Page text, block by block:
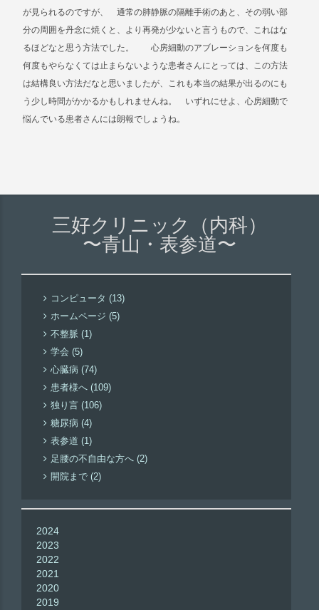
が見られるのですが、 通常の肺静脈の隔離手術のあと、その弱い部
分の周囲を丹念に焼くと、より再発が少ないと言うもので、これはな
るほどなと思う方法でした。 心房細動のアブレーションを何度も
何度もやらなくては止まらないような患者さんにとっては、この方法
は結構良い方法だなと思いましたが、これも本当の結果が出るのにも
う少し時間がかかるかもしれませんね。 いずれにせよ、心房細動で
悩んでいる患者さんには朗報でしょうね。
三好クリニック（内科）
〜青山・表参道〜
コンピュータ (13)
ホームページ (5)
不整脈 (1)
学会 (5)
心臓病 (74)
患者様へ (109)
独り言 (106)
糖尿病 (4)
表参道 (1)
足腰の不自由な方へ (2)
開院まで (2)
2024
2023
2022
2021
2020
2019